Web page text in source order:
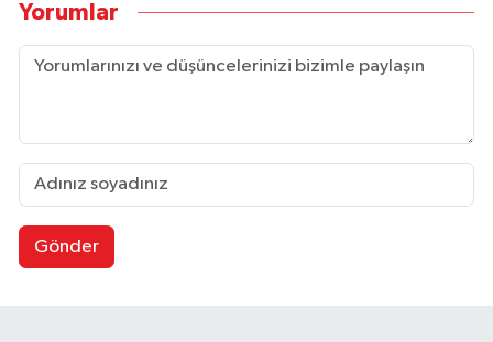
Yorumlar
Gönder